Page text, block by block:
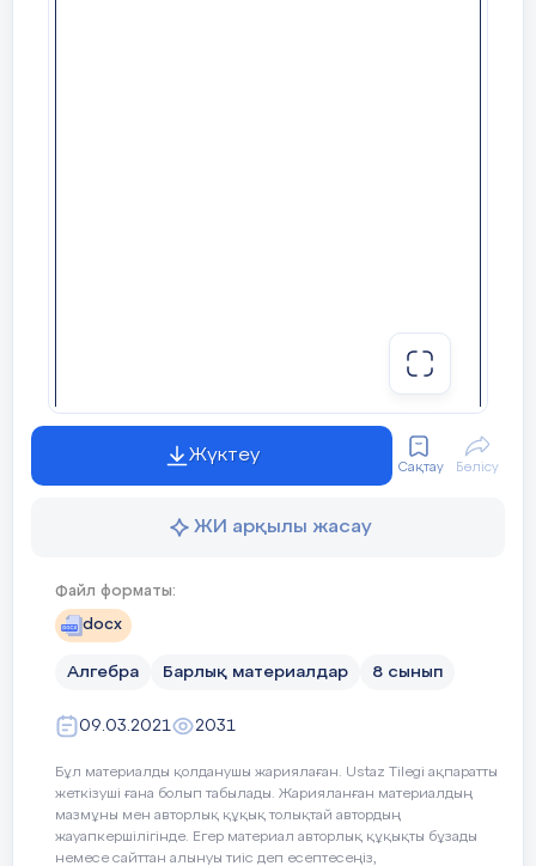
а) Баға көрсеткіштерінің ішінде нешеуі құны 400
б) Жиі кездесетін бағакөрсеткішінің құны қай
«Алгебра» пәнінен 3-тоқсанға арналған
ІІ-нұсқа
1. Бассейнге қатысушылардың үлестірім жиілігі
Жүктеу
Сақтау Бөлісу
ЖИ арқылы жасау
Файл форматы:
docx
Алгебра Барлық материалдар 8 сынып
09.03.2021 2031
Бұл материалды қолданушы жариялаған. Ustaz Tilegi ақпаратты
жеткізуші ғана болып табылады. Жарияланған материалдың
мазмұны мен авторлық құқық толықтай автордың
жауапкершілігінде. Егер материал авторлық құқықты бұзады
немесе сайттан алынуы тиіс деп есептесеңіз,